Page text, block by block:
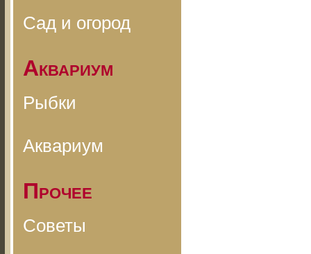
Сад и огород
Аквариум
Рыбки
Аквариум
Прочее
Советы